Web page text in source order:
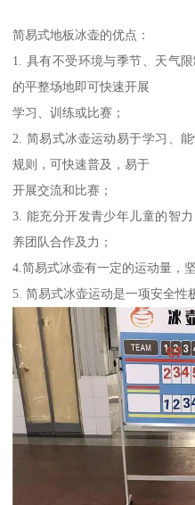
简易式地板冰壶的优点：
1. 具有不受环境与季节、天气
的平整场地即可快速开展
学习、训练或比赛；
2. 简易式冰壶运动易于学习、
规则，可快速普及，易于
开展交流和比赛；
3. 能充分开发青少年儿童的智
养团队合作及力；
4.简易式冰壶有一定的运动量，
5. 简易式冰壶运动是一项安全性